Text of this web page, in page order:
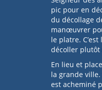
pic pour en
du décollage
manœuvrer
le platre.
décoller plutôt
En lieu et
la grande
est acheminé